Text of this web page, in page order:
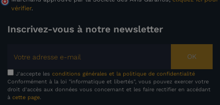
vérifier.
Inscrivez-vous à notre newsletter
OK
J'accepte les conditions générales et la politique de confidentialité
Conformément à la loi "informatique et libertés", vous pouvez exercer votre
droit d'accès aux données vous concernant et les faire rectifier en accédant
à cette page.